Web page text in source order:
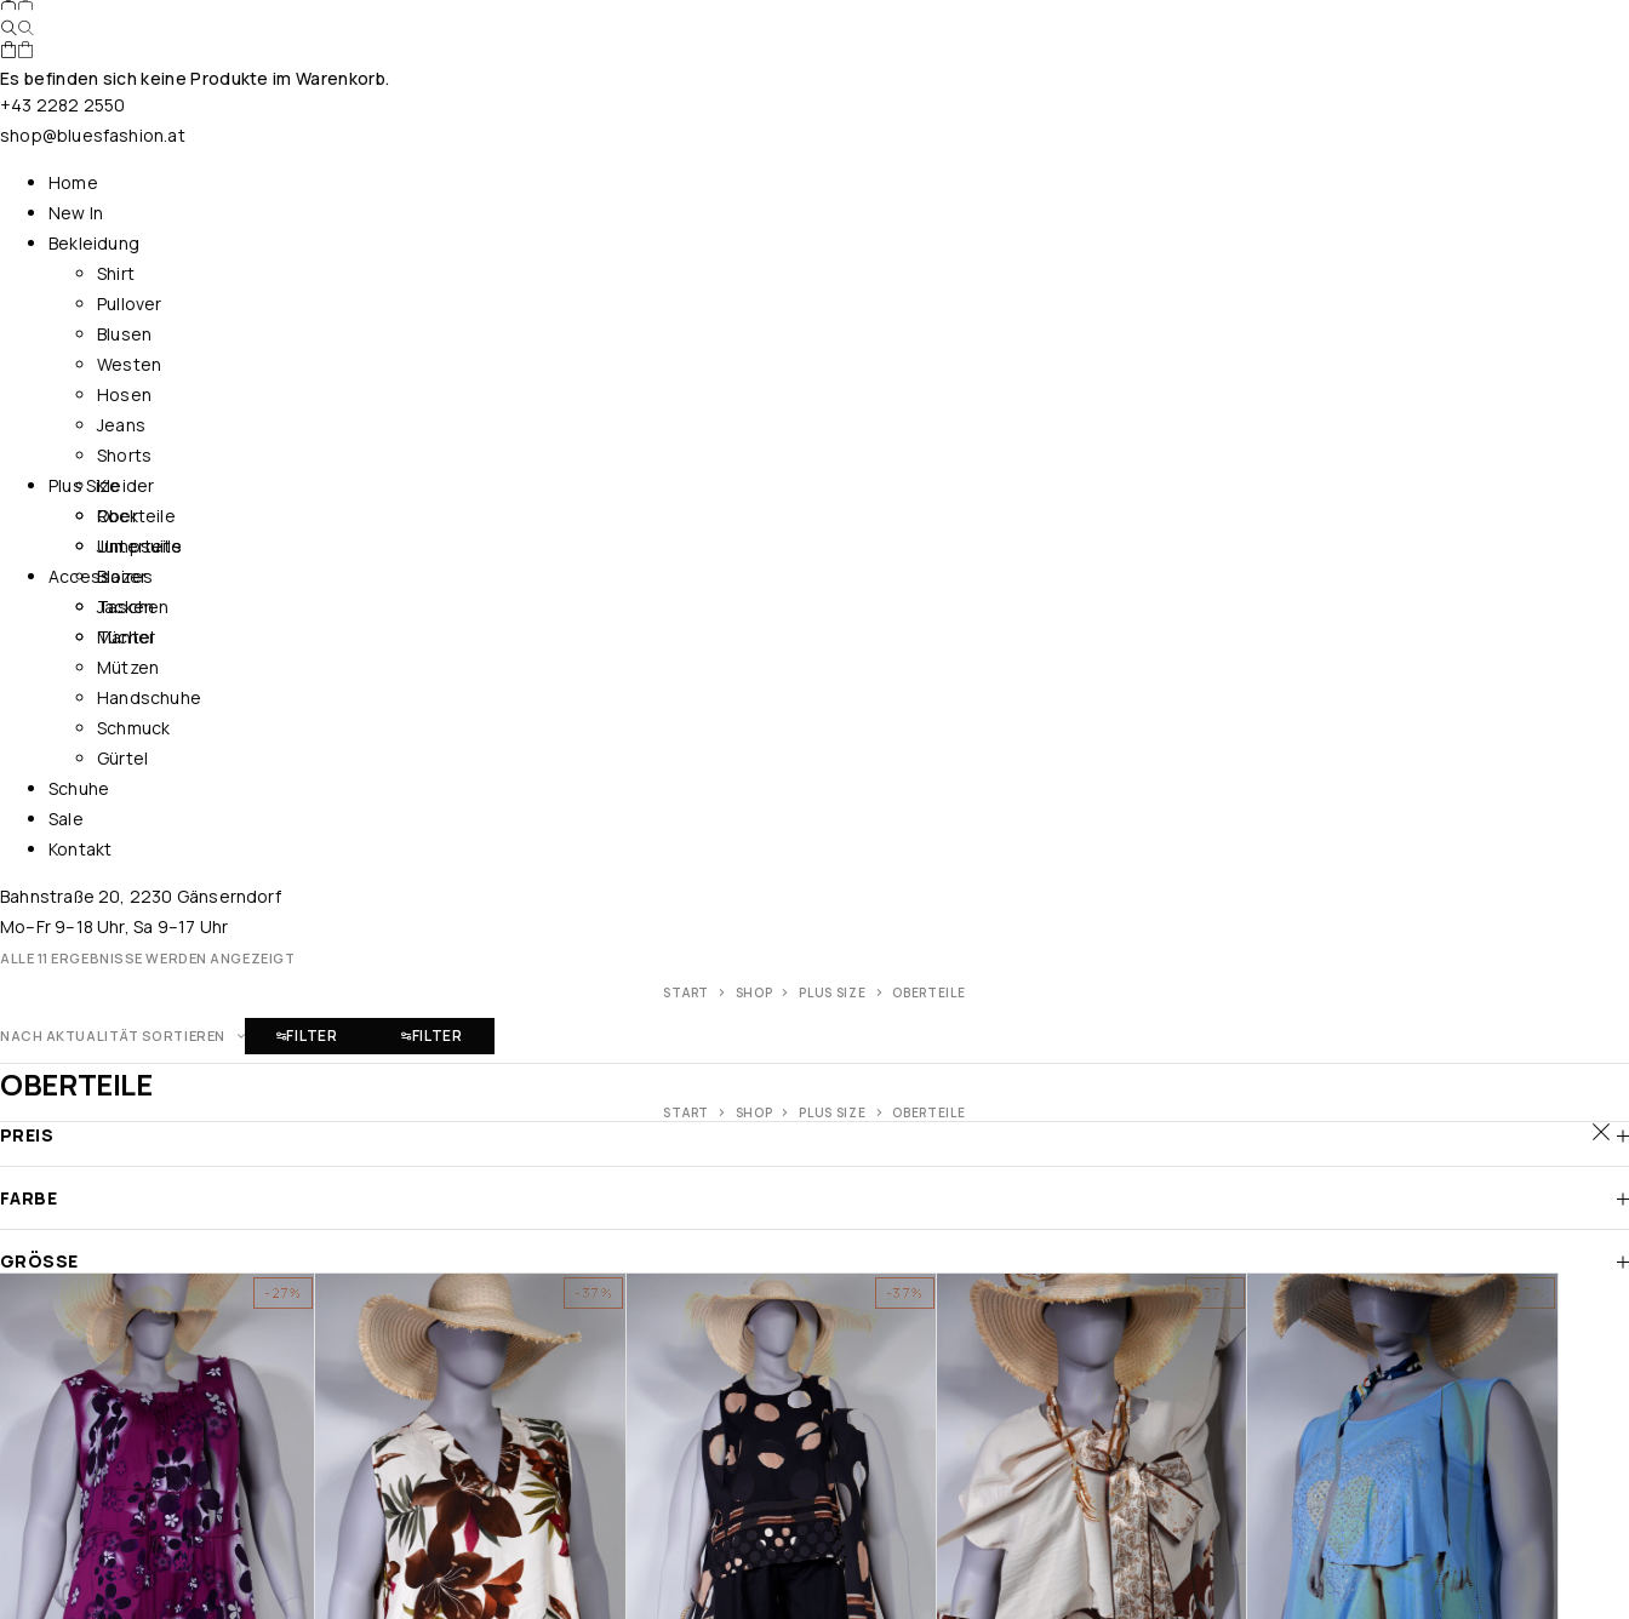
Es befinden sich keine Produkte im Warenkorb.
+43 2282 2550
shop@bluesfashion.at
Home
New In
Bekleidung
Shirt
Pullover
Blusen
Westen
Hosen
Jeans
Shorts
Kleider
Rock
Jumpsuits
Blazer
Jacken
Mantel
Plus Size
Oberteile
Unterteile
Accessoires
Taschen
Tücher
Mützen
Handschuhe
Schmuck
Gürtel
Schuhe
Sale
Kontakt
Bahnstraße 20, 2230 Gänserndorf
Mo–Fr 9–18 Uhr, Sa 9–17 Uhr
ALLE 11 ERGEBNISSE WERDEN ANGEZEIGT
START SHOP PLUS SIZE OBERTEILE
NACH AKTUALITÄT SORTIEREN FILTER FILTER
OBERTEILE
START SHOP PLUS SIZE OBERTEILE
PREIS
FARBE
GRÖSSE
-27% -37% -37% -37% -37%